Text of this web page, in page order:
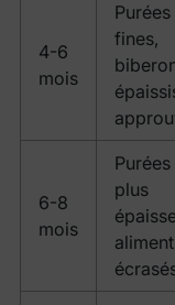
4-6
mois
Purées
fines,
6-8
mois
Purées
plus